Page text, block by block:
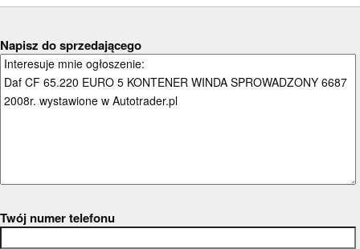
Napisz do sprzedającego
Twój numer telefonu